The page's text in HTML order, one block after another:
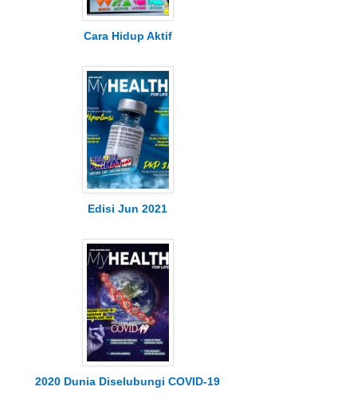
Cara Hidup Aktif
Edisi Jun 2021
2020 Dunia Diselubungi COVID-19